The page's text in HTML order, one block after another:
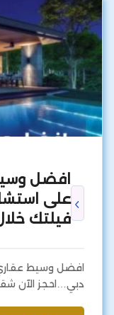
افضل
على
فيلتك خلال
افضل وسيط
دبي…احجز الآن شقة